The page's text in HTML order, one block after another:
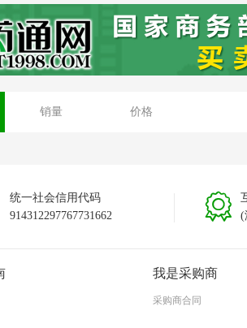
贵州黎平种植基地
销量 价格
统一社会信用代码
914312297767731662
(
我是采购商
采购商合同